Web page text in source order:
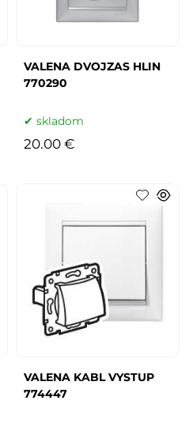
VALENA DVOJZAS HLIN
770290
skladom
20.00 €
VALENA KABL VYSTUP
774447